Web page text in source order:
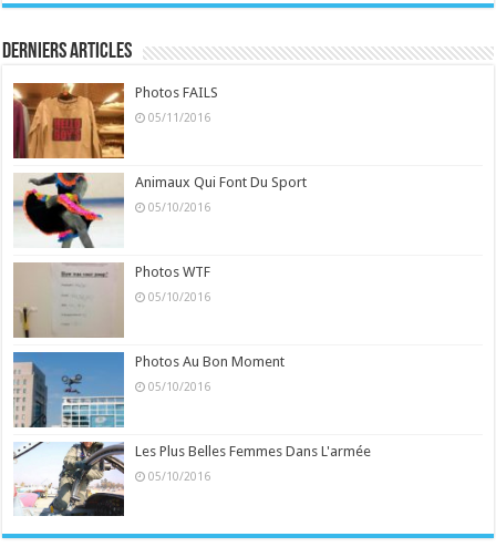
Derniers Articles
Photos FAILS
05/11/2016
Animaux Qui Font Du Sport
05/10/2016
Photos WTF
05/10/2016
Photos Au Bon Moment
05/10/2016
Les Plus Belles Femmes Dans L'armée
05/10/2016